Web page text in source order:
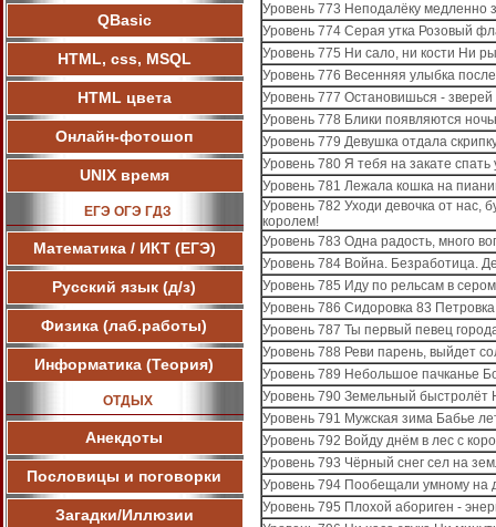
QBasic
HTML, css, MSQL
HTML цвета
Онлайн-фотошоп
UNIX время
ЕГЭ ОГЭ ГДЗ
Математика / ИКТ (ЕГЭ)
Русский язык (д/з)
Физика (лаб.работы)
Информатика (Теория)
ОТДЫХ
Анекдоты
Пословицы и поговорки
Загадки/Иллюзии
Уровень 773 Неподалёку медленно
Уровень 774 Серая утка Розовый
Уровень 775 Ни сало, ни кости Ни
Уровень 776 Весенняя улыбка
Уровень 777 Остановишься -
Уровень 778 Блики появляются
Уровень 779 Девушка отдала
Уровень 780 Я тебя на закате
Уровень 781 Лежала кошка на
Уровень 782 Уходи девочка от нас,
королем!
Уровень 783 Одна радость, много
Уровень 784 Война. Безработица.
Уровень 785 Иду по рельсам в
Уровень 786 Сидоровка 83
Уровень 787 Ты первый певец
Уровень 788 Реви парень, выйдет
Уровень 789 Небольшое пачканье
Уровень 790 Земельный быстролёт
Уровень 791 Мужская зима Бабье
Уровень 792 Войду днём в лес с
Уровень 793 Чёрный снег сел на
Уровень 794 Пообещали умному на
Уровень 795 Плохой абориген -